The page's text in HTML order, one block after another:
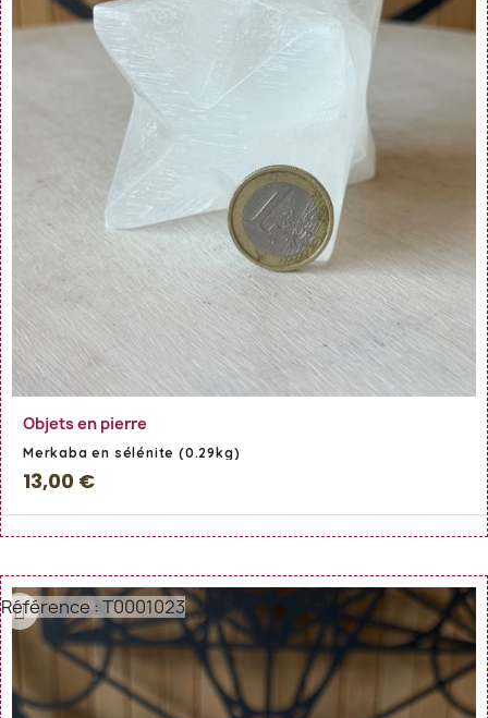
Objets en pierre
Merkaba en sélénite (0.29kg)
13,00 €
Référence : T0001023